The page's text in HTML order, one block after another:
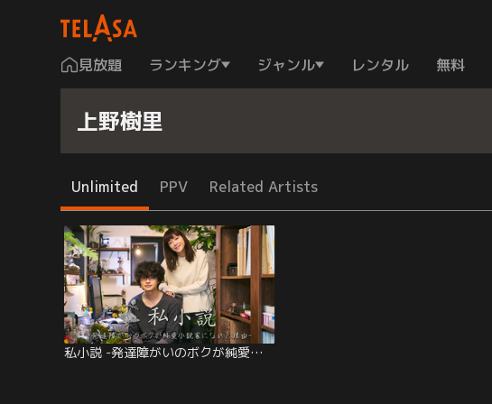
見放題 ランキング ジャンル レンタル 無料
上野樹里
Unlimited PPV Related Artists
私小説 -発達障がいのボクが純愛小説家になれた理由-